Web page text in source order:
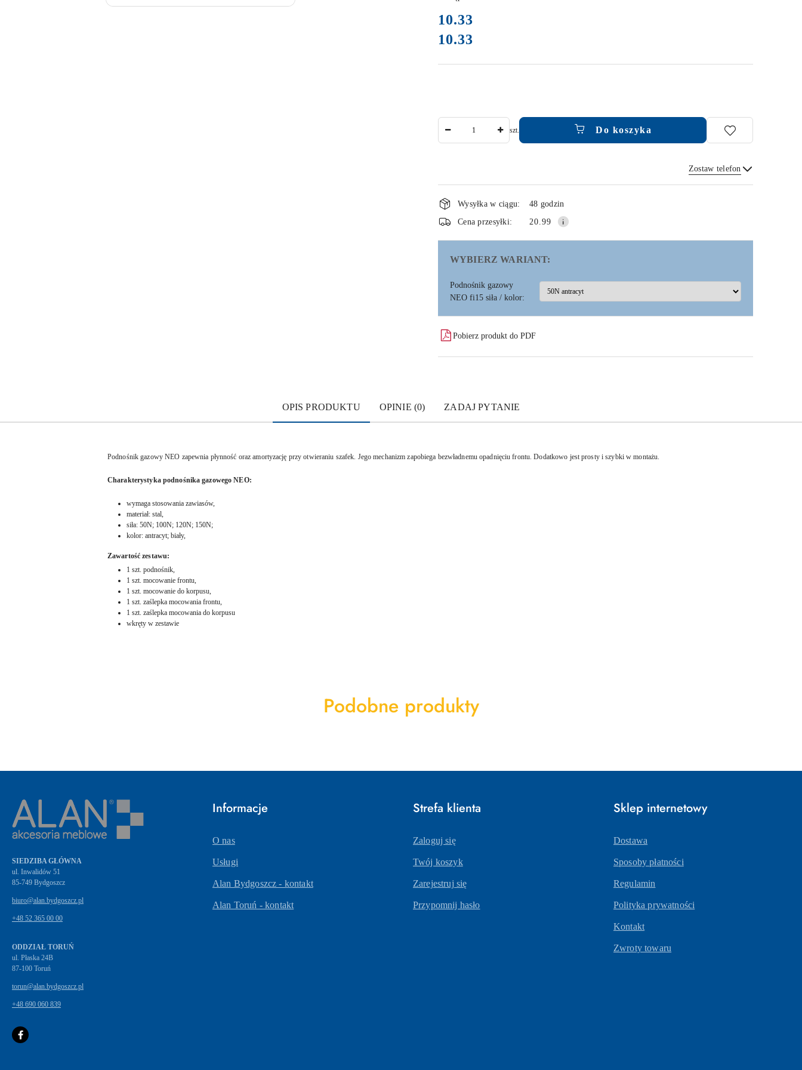
cena:
10.33
Cena:
10.33
szt. Do koszyka
Zostaw telefon
Wyślij
Dostępność
i
dostawa
Wysyłka w ciągu:
48 godzin
Cena przesyłki:
20.99
WYBIERZ WARIANT:
Podnośnik gazowy
NEO fi15 siła / kolor:
Pobierz produkt do PDF
OPIS PRODUKTU OPINIE (0) ZADAJ PYTANIE
Podnośnik gazowy NEO zapewnia płynność oraz amortyzację przy otwieraniu szafek. Jego mechanizm zapobiega bezwładnemu opadnięciu frontu. Dodatkowo jest prosty i szybki w montażu.
Charakterystyka podnośnika gazowego NEO:
wymaga stosowania zawiasów,
materiał: stal,
siła: 50N; 100N; 120N; 150N;
kolor: antracyt; biały,
Zawartość zestawu:
1 szt. podnośnik,
1 szt. mocowanie frontu,
1 szt. mocowanie do korpusu,
1 szt. zaślepka mocowania frontu,
1 szt. zaślepka mocowania do korpusu
wkręty w zestawie
Produkty
Podobne produkty
SIEDZIBA GŁÓWNA
ul. Inwalidów 51
biuro@alan.bydgoszcz.pl
+48 52 365 00 00
ODDZIAŁ TORUŃ
ul. Płaska 24B
87-100 Toruń
torun@alan.bydgoszcz.pl
+48 690 060 839
Informacje
O nas
Usługi
Alan Bydgoszcz - kontakt
Alan Toruń - kontakt
Strefa klienta
Zaloguj się
Twój koszyk
Zarejestruj się
Przypomnij hasło
Sklep internetowy
Dostawa
Sposoby płatności
Regulamin
Polityka prywatności
Kontakt
Zwroty towaru